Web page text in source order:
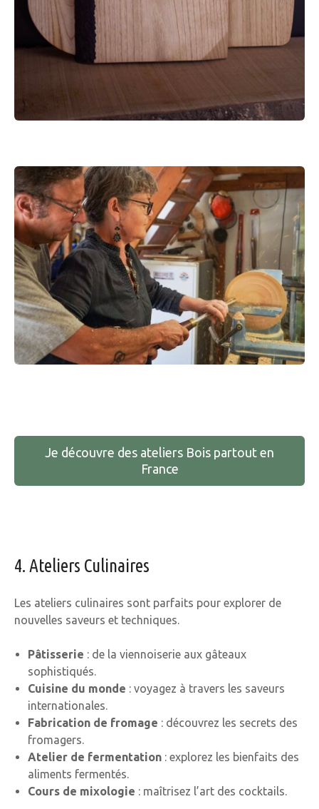
Je découvre des ateliers Bois partout en
France
4. Ateliers Culinaires
Les ateliers culinaires sont parfaits pour explorer de
nouvelles saveurs et techniques.
Pâtisserie : de la viennoiserie aux gâteaux
sophistiqués.
Cuisine du monde : voyagez à travers les saveurs
internationales.
Fabrication de fromage : découvrez les secrets des
fromagers.
Atelier de fermentation : explorez les bienfaits des
aliments fermentés.
Cours de mixologie : maîtrisez l’art des cocktails.